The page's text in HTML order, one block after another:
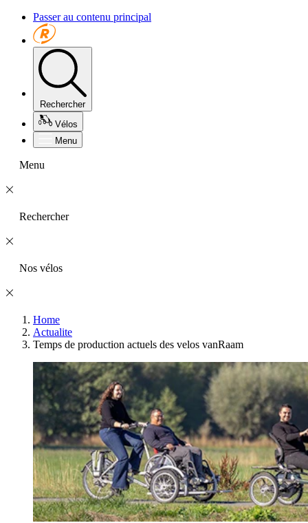
Passer au contenu principal
Rechercher
Vélos
Menu
Menu
Rechercher
Nos vélos
Home
Actualite
Temps de production actuels des velos vanRaam